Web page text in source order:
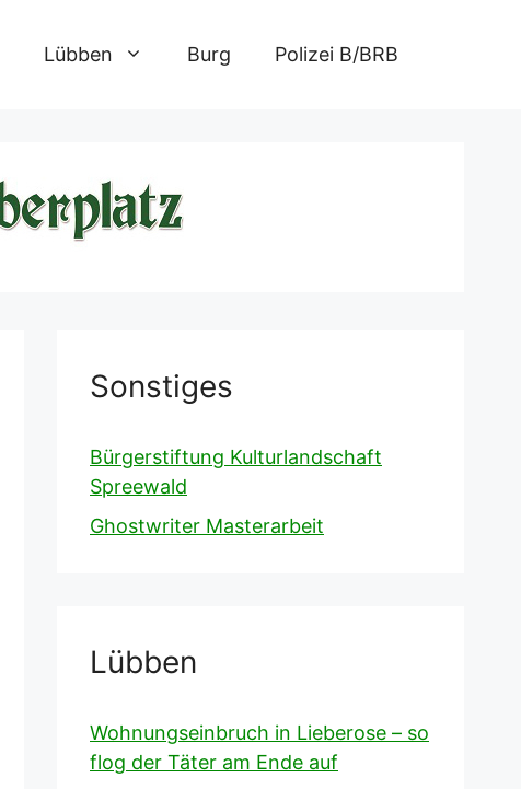
Lübben Burg Polizei B/BRB
Sonstiges
Bürgerstiftung Kulturlandschaft
Spreewald
Ghostwriter Masterarbeit
Lübben
Wohnungseinbruch in Lieberose – so
flog der Täter am Ende auf